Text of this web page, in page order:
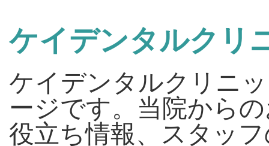
ケイデンタルクリ
ケイデンタルクリニ
ージです。当院から
役立ち情報、スタッ